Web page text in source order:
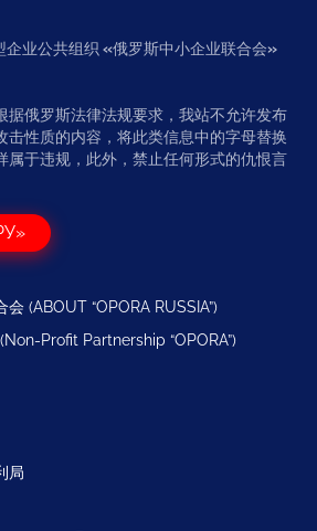
业公共组织 «俄罗斯中小企业联合会»
据俄罗斯法律法规要求，我站不允许发布
击性质的内容，将此类信息中的字母替换
属于违规，此外，禁止任何形式的仇恨言
(ABOUT “OPORA RUSSIA”)
Profit Partnership “OPORA”)
局